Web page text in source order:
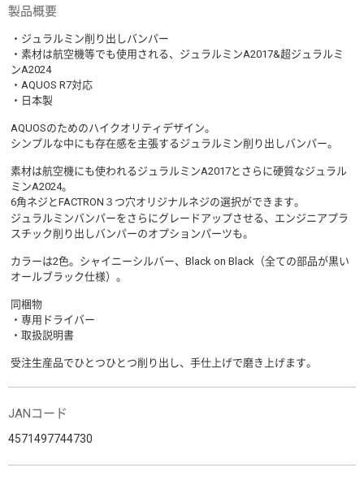
製品概要
・ジュラルミン削り出しバンパー
・素材は航空機等でも使用される、ジュラルミンA2017&超ジュラルミ
ンA2024
・AQUOS R7対応
・日本製
AQUOSのためのハイクオリティデザイン。
シンプルな中にも存在感を主張するジュラルミン削り出しバンパー。
素材は航空機にも使われるジュラルミンA2017とさらに硬質なジュラル
ミンA2024。
6角ネジとFACTRON３つ穴オリジナルネジの選択ができます。
ジュラルミンバンパーをさらにグレードアップさせる、エンジニアプラ
スチック削り出しバンパーのオプションパーツも。
カラーは2色。シャイニーシルバー、Black on Black（全ての部品が黒い
オールブラック仕様）。
同梱物
・専用ドライバー
・取扱説明書
受注生産品でひとつひとつ削り出し、手仕上げで磨き上げます。
JANコード
4571497744730